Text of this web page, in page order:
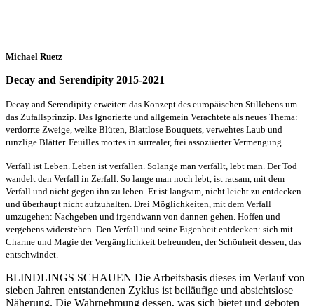
Michael Ruetz
Decay and Serendipity 2015-2021
Decay and Serendipity erweitert das Konzept des europäischen Stillebens um
das Zufallsprinzip. Das Ignorierte und allgemein Verachtete als neues Thema:
verdorrte Zweige, welke Blüten, Blattlose Bouquets, verwehtes Laub und
runzlige Blätter. Feuilles mortes in surrealer, frei assoziierter Vermengung.
Verfall ist Leben. Leben ist verfallen. Solange man verfällt, lebt man. Der Tod
wandelt den Verfall in Zerfall. So lange man noch lebt, ist ratsam, mit dem
Verfall und nicht gegen ihn zu leben. Er ist langsam, nicht leicht zu entdecken
und überhaupt nicht aufzuhalten. Drei Möglichkeiten, mit dem Verfall
umzugehen: Nachgeben und irgendwann von dannen gehen. Hoffen und
vergebens widerstehen. Den Verfall und seine Eigenheit entdecken: sich mit
Charme und Magie der Vergänglichkeit befreunden, der Schönheit dessen, das
entschwindet.
BLINDLINGS SCHAUEN Die Arbeitsbasis dieses im Verlauf von
sieben Jahren entstandenen Zyklus ist beiläufige und absichtslose
Näherung. Die Wahrnehmung dessen, was sich bietet und geboten